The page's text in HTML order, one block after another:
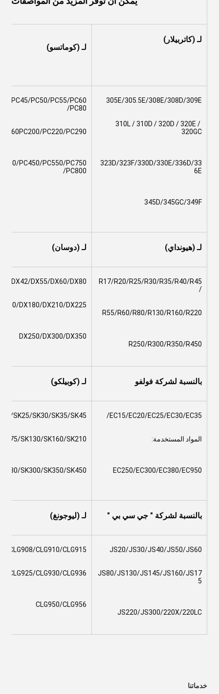
لـ (كاتربيلار)
لـ (كوماتسو)
305E/305.5E/308E/308D/309E
310L / 310D / 320D / 320E /
320GC
323D/323F/330D/330E/336D/33
6E
345D/345GC/349F
PC45/PC50/PC55/PC60
/PC80
PC220/PC290
PC450/PC550/PC750
/PC800
لـ (هيونداي) لـ (دوسان)
R17/R20/R25/R30/R35/R40/R45
/
R55/R60/R80/R130/R160/R220
R250/R300/R350/R450
DX42/DX55/DX60/DX80
DX180/DX210/DX225
DX250/DX300/DX350
بالنسبة لشركة فولفو لـ (كوبيلكو)
EC15/EC20/EC25/EC30/EC35/
المواد المستخدمة:
EC250/EC300/EC380/EC950
SK25/SK30/SK35/SK45
SK130/SK160/SK210
SK300/SK350/SK450
بالنسبة لشركة " جي سي بي " لـ (ليوجونغ)
JS20/JS30/JS40/JS50/JS60
JS80/JS130/JS145/JS160/JS17
5
JS220/JS300/220X/220LC
CLG908/CLG910/CLG915
CLG925/CLG930/CLG936
CLG950/CLG956
خدماتنا